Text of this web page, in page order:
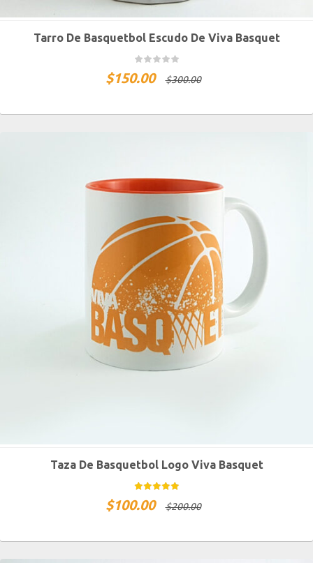
Tarro De Basquetbol Escudo De Viva Basquet
$300.00
$150.00
Taza De Basquetbol Logo Viva Basquet
$200.00
$100.00